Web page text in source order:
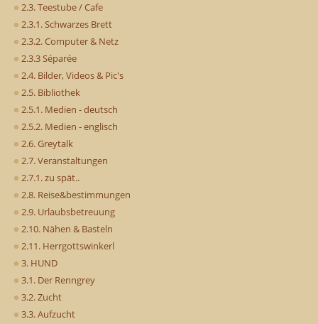
2.3. Teestube / Cafe
2.3.1. Schwarzes Brett
2.3.2. Computer & Netz
2.3.3 Séparée
2.4. Bilder, Videos & Pic's
2.5. Bibliothek
2.5.1. Medien - deutsch
2.5.2. Medien - englisch
2.6. Greytalk
2.7. Veranstaltungen
2.7.1. zu spät..
2.8. Reise&bestimmungen
2.9. Urlaubsbetreuung
2.10. Nähen & Basteln
2.11. Herrgottswinkerl
3. HUND
3.1. Der Renngrey
3.2. Zucht
3.3. Aufzucht